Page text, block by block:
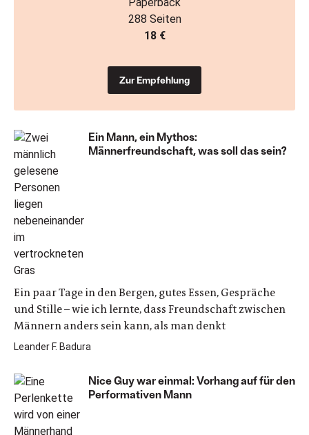
Ein Mann, ein Mythos:
Männerfreundschaft, was soll das sein?
Ein paar Tage in den Bergen, gutes Essen, Gespräche
und Stille – wie ich lernte, dass Freundschaft zwischen
Männern anders sein kann, als man denkt
Leander F. Badura
Nice Guy war einmal: Vorhang auf für den
Performativen Mann
288 Seiten
18 €
Zur Empfehlung